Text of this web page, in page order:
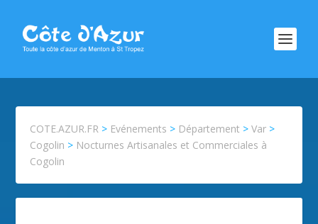
COTE.AZUR.FR > Evénements > Département >Var >
Cogolin > Nocturnes Artisanales et Commerciales à
Cogolin